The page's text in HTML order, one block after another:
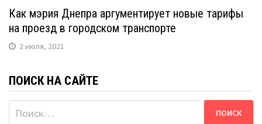
Как мэрия Днепра аргументирует новые тарифы
на проезд в городском транспорте
2 июля, 2021
ПОИСК НА САЙТЕ
Найти: